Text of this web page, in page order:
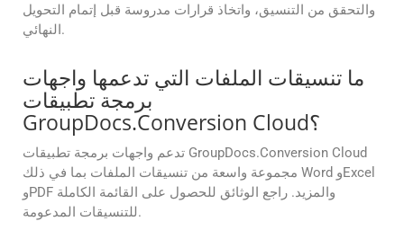
والتحقق من التنسيق، واتخاذ قرارات مدروسة قبل إتمام التحويل
النهائي.
ما تنسيقات الملفات التي تدعمها واجهات
برمجة تطبيقات
GroupDocs.Conversion Cloud؟
تدعم واجهات برمجة تطبيقات GroupDocs.Conversion Cloud
مجموعة واسعة من تنسيقات الملفات بما في ذلك Word وExcel
وPDF والمزيد. راجع الوثائق للحصول على القائمة الكاملة
للتنسيقات المدعومة.